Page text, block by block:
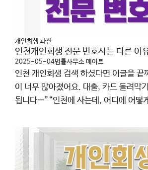
개인회생 파산
인천개인회생 전문 변호사는 다른 이
2025-05-04법률사무소 메이트
인천 개인회생 검색 하셨다면 이글을 끝
이 너무 많아졌어요. 대출, 카드 돌려막
됩니다…”“인천에 사는데, 어디에 어떻